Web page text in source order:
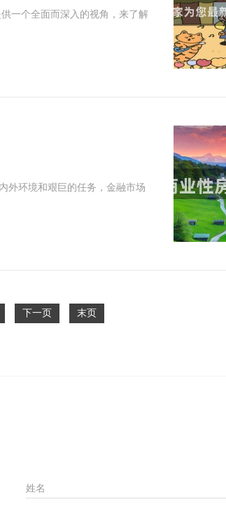
一个全面而深入的视角，来了解
外环境和艰巨的任务，金融市场
下一页 末页
姓名